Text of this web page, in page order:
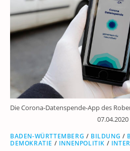
Die Corona-Datenspende-App des
07.04.2020
BADEN-WÜRTTEMBERG / BILDUNG /
DEMOKRATIE / INNENPOLITIK /